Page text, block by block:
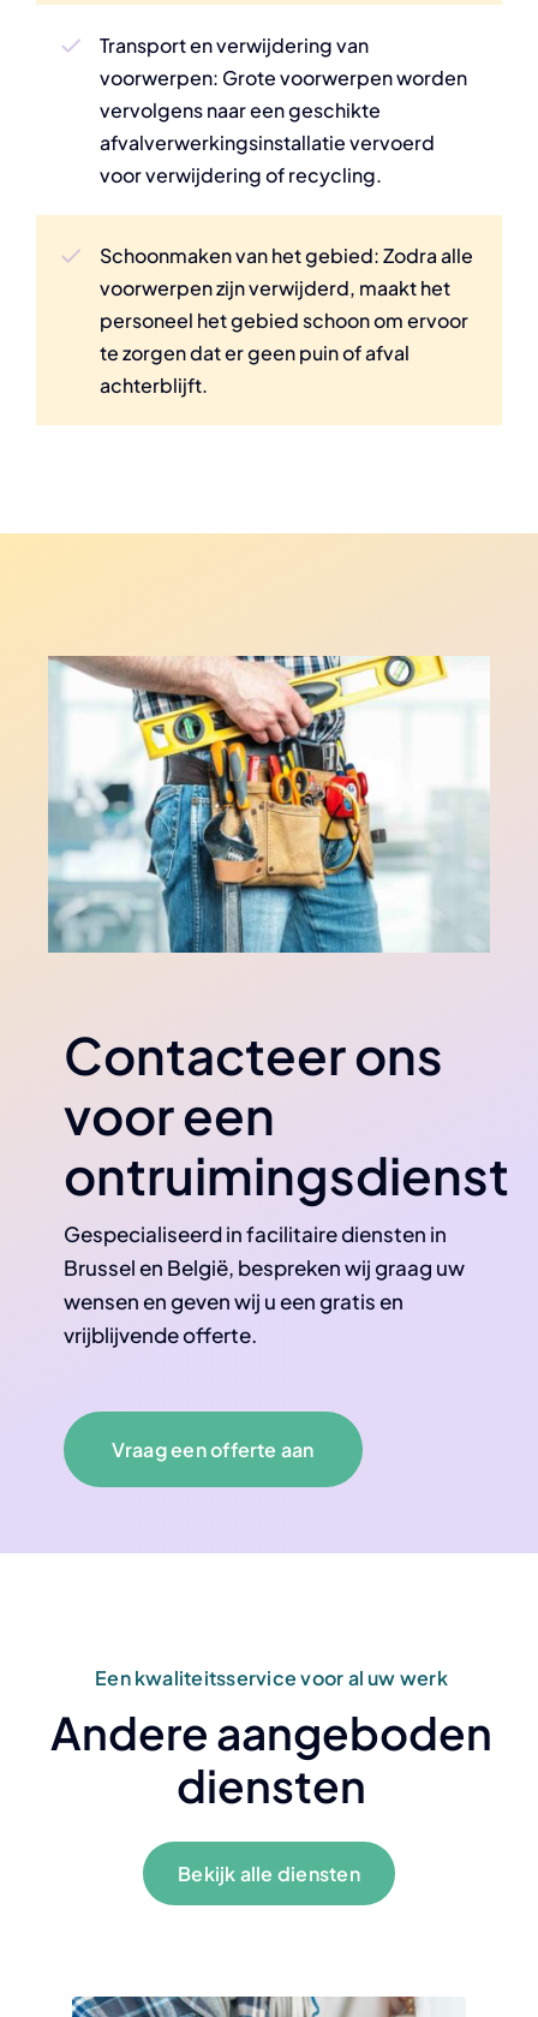
Transport en verwijdering van
voorwerpen: Grote voorwerpen worden
vervolgens naar een geschikte
afvalverwerkingsinstallatie vervoerd
voor verwijdering of recycling.
Schoonmaken van het gebied: Zodra alle
voorwerpen zijn verwijderd, maakt het
personeel het gebied schoon om ervoor
te zorgen dat er geen puin of afval
achterblijft.
Contacteer ons
voor een
ontruimingsdienst
Gespecialiseerd in facilitaire diensten in
Brussel en België, bespreken wij graag uw
wensen en geven wij u een gratis en
vrijblijvende offerte.
Vraag een offerte aan
Een kwaliteitsservice voor al uw werk
Andere aangeboden
diensten
Bekijk alle diensten